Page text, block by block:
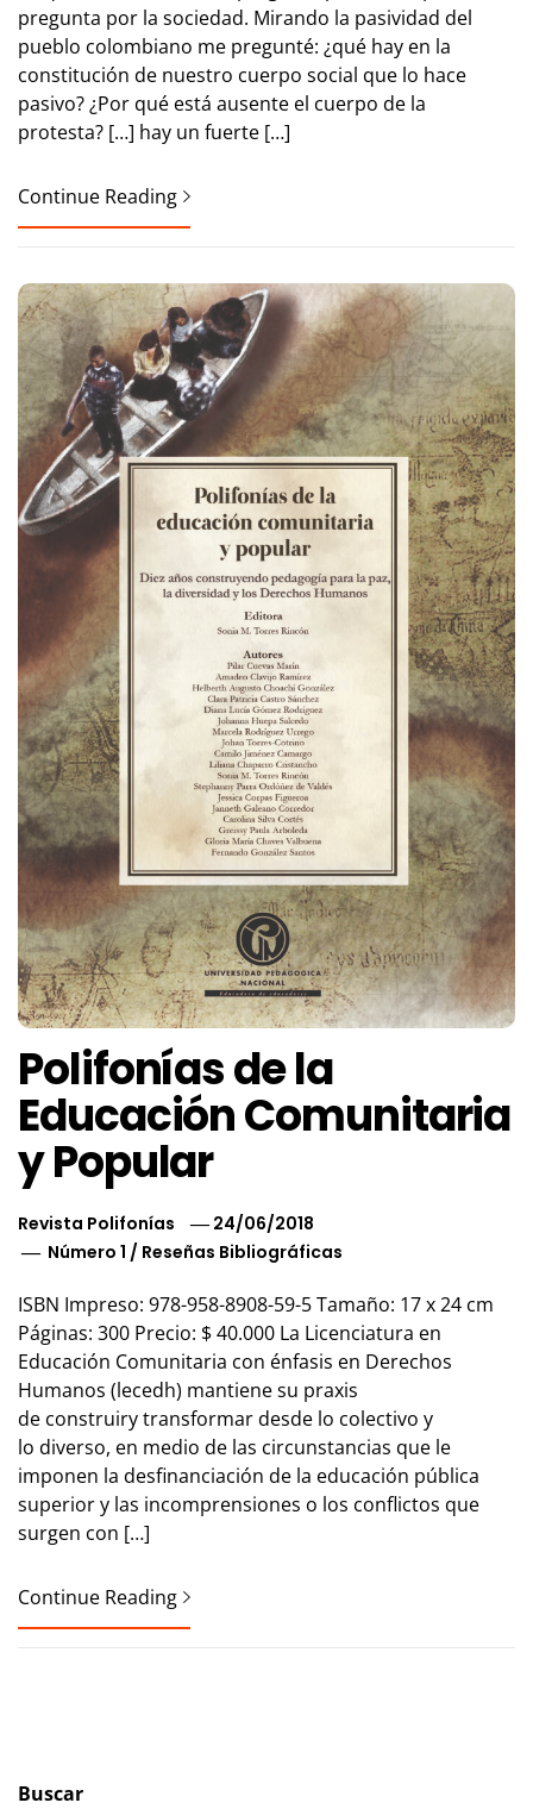
pregunta por la sociedad. Mirando la pasividad del
pueblo colombiano me pregunté: ¿qué hay en la
constitución de nuestro cuerpo social que lo hace
pasivo? ¿Por qué está ausente el cuerpo de la
protesta? […] hay un fuerte […]
Continue Reading
Polifonías de la
Educación Comunitaria
y Popular
Revista Polifonías
24/06/2018
Número 1 / Reseñas Bibliográficas
ISBN Impreso: 978-958-8908-59-5 Tamaño: 17 x 24 cm
Páginas: 300 Precio: $ 40.000 La Licenciatura en
Educación Comunitaria con énfasis en Derechos
Humanos (lecedh) mantiene su praxis
de construiry transformar desde lo colectivo y
lo diverso, en medio de las circunstancias que le
imponen la desfinanciación de la educación pública
superior y las incomprensiones o los conflictos que
surgen con […]
Continue Reading
Buscar